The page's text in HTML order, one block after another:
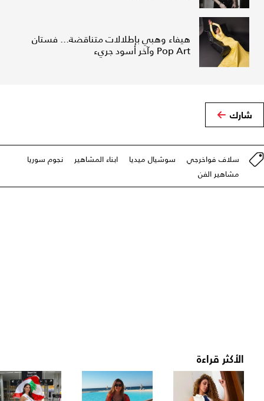
هيفاء وهبي بإطلالات متناقضة... فستان
Pop Art وآخر أسود جريء
شارك
سلاف فواخرجي سوشيال ميديا ابناء المشاهير
نجوم سوريا
مشاهير الفن
الأكثر قراءة